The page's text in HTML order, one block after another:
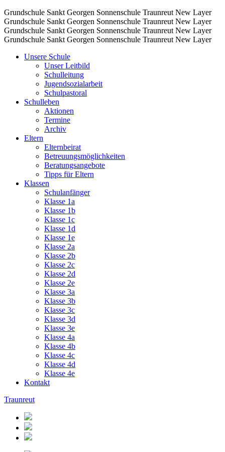
Grundschule Sankt Georgen Sonnenschule Traunreut New Layer
Grundschule Sankt Georgen Sonnenschule Traunreut New Layer
Grundschule Sankt Georgen Sonnenschule Traunreut New Layer
Grundschule Sankt Georgen Sonnenschule Traunreut New Layer
Unsere Schule
Unser Leitbild
Schulleitung
Jugendsozialarbeit
Schulpastoral
Schulleben
Aktionen
Termine
Archiv
Eltern
Elternbeirat
Betreuungsmöglichkeiten
Beratungsangebote
Tipps für Eltern
Klassen
Schulanfänger
Klasse 1a
Klasse 1b
Klasse 1c
Klasse 1d
Klasse 1e
Klasse 2a
Klasse 2b
Klasse 2c
Klasse 2d
Klasse 2e
Klasse 3a
Klasse 3b
Klasse 3c
Klasse 3d
Klasse 3e
Klasse 4a
Klasse 4b
Klasse 4c
Klasse 4d
Klasse 4e
Kontakt
Traunreut